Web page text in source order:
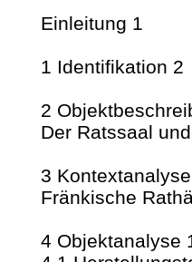
Einleitung 1
1 Identifikation 2
2
Der Ratssaal
3
Fränkische
4 Objektanalyse